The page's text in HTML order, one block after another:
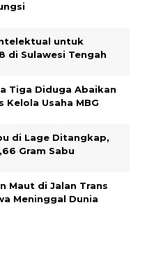
untuk
di Sulawesi Tengah
Tiga Diduga Abaikan
Kelola Usaha MBG
di Lage Ditangkap,
Gram Sabu
Maut di Jalan Trans
Meninggal Dunia